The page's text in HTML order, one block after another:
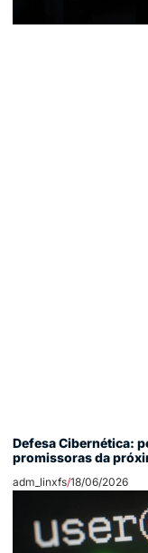
Defesa Cibernética:
promissoras da
adm_linxfs 18/06/2026